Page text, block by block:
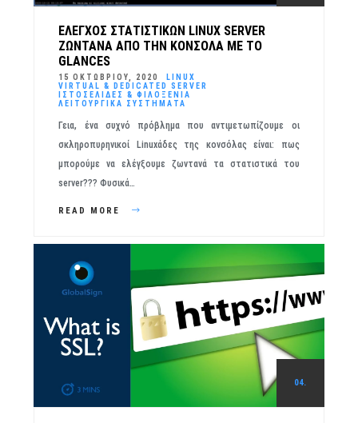
ΈΛΕΓΧΟΣ ΣΤΑΤΙΣΤΙΚΏΝ LINUX SERVER
ΖΩΝΤΑΝΆ ΑΠΌ ΤΗΝ ΚΟΝΣΌΛΑ ΜΕ ΤΟ
GLANCES
15 ΟΚΤΩΒΡΊΟΥ, 2020
LINUX
VIRTUAL & DEDICATED SERVER
ΙΣΤΟΣΕΛΊΔΕΣ & ΦΙΛΟΞΕΝΊΑ
ΛΕΙΤΟΥΡΓΙΚΆ ΣΥΣΤΉΜΑΤΑ
Γεια, ένα συχνό πρόβλημα που αντιμετωπίζουμε οι
σκληροπυρηνικοί Linuxάδες της κονσόλας είναι: πως
μπορούμε να ελέγξουμε ζωντανά τα στατιστικά του
server??? Φυσικά…
READ MORE
04.